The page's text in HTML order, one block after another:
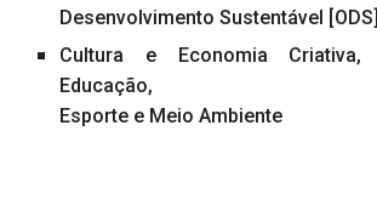
Desenvolvimento Sustentável [ODS]
Cultura e Economia
Educação,
Esporte e Meio Ambiente